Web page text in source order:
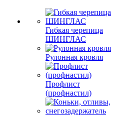
Гибкая черепица
ШИНГЛАС
Рулонная кровля
Профлист
(профнастил)